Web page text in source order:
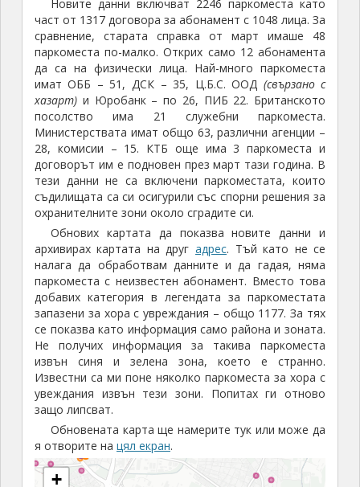
Новите данни включват 2246 паркоместа като
част от 1317 договора за абонамент с 1048 лица. За
сравнение, старата справка от март имаше 48
паркоместа по-малко. Открих само 12 абонамента
да са на физически лица. Най-много паркоместа
имат ОББ – 51, ДСК – 35, Ц.Б.С. ООД (свързано с
хазарт) и Юробанк – по 26, ПИБ 22. Британското
посолство има 21 служебни паркоместа.
Министерствата имат общо 63, различни агенции –
28, комисии – 15. КТБ още има 3 паркоместа и
договорът им е подновен през март тази година. В
тези данни не са включени паркоместата, които
съдилищата са си осигурили със спорни решения за
охранителните зони около сградите си.
Обнових картата да показва новите данни и
архивирах картата на друг адрес. Тъй като не се
налага да обработвам данните и да гадая, няма
паркоместа с неизвестен абонамент. Вместо това
добавих категория в легендата за паркоместата
запазени за хора с увреждания – общо 1177. За тях
се показва като информация само района и зоната.
Не получих информация за такива паркоместа
извън синя и зелена зона, което е странно.
Известни са ми поне няколко паркоместа за хора с
увеждания извън тези зони. Попитах ги отново
защо липсват.
Обновената карта ще намерите тук или може да
я отворите на цял екран.